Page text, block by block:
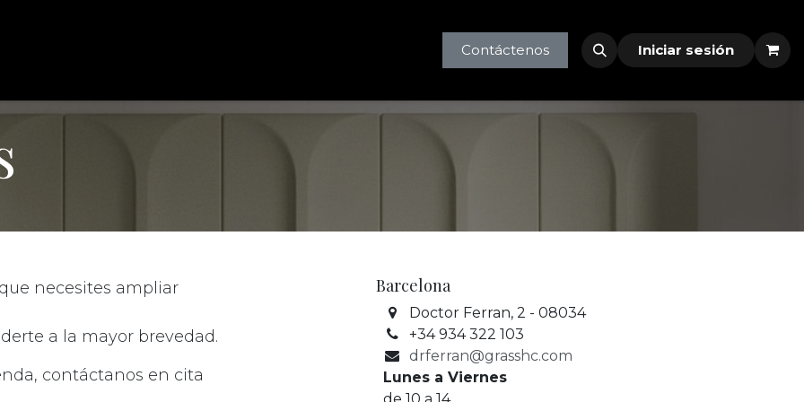
profesionales
Contáctenos Iniciar sesión
necesites ampliar
a la mayor brevedad.
contáctanos en cita
Barcelona
Doctor Ferran, 2 - 08034
+34 934 322 103
drferran@grasshc.com
Lunes a Viernes